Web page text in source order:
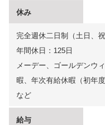
休み
完全週休二日制（土日、祝
年間休日：125日
メーデー、ゴールデンウ
暇、年次有給休暇（初年
など
給与